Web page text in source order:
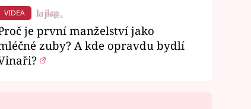
VIDEA
je první manželství jako
zuby? A kde opravdu bydlí